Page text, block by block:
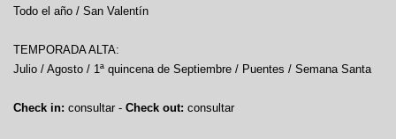
Todo el año / San Valentín
TEMPORADA ALTA:
Julio / Agosto / 1ª quincena de Septiembre / Puentes / Semana Santa
Check in: consultar - Check out: consultar